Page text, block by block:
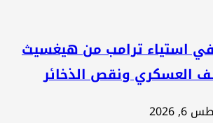
استياء ترامب من هيغسيث
العسكري ونقص الذخائر
2026